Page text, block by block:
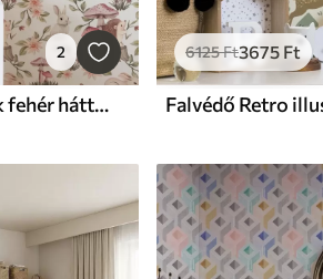
2
Falvédő Sünök és nyulak fehér háttéren finom virágokkal és gombákkal
6125Ft3675 Ft